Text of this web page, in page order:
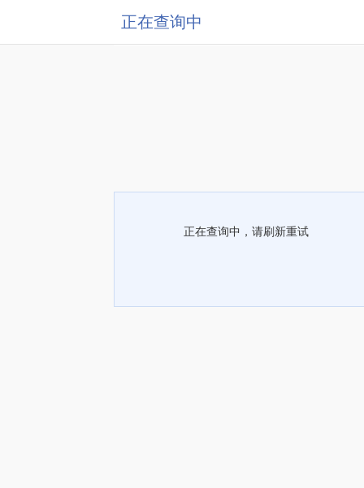
正在查询中
正在查询中，请刷新重试